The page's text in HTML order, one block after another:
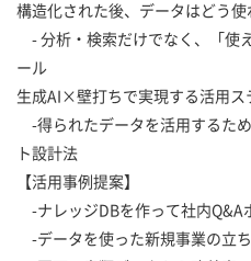
構造化された後、データはどう使
- 分析・検索だけでなく、「使
ール
生成AI×壁打ちで実現する活用ス
-得られたデータを活用するた
ト設計法
【活用事例提案】
-ナレッジDBを作って社内Q&A
-データを使った新規事業の立